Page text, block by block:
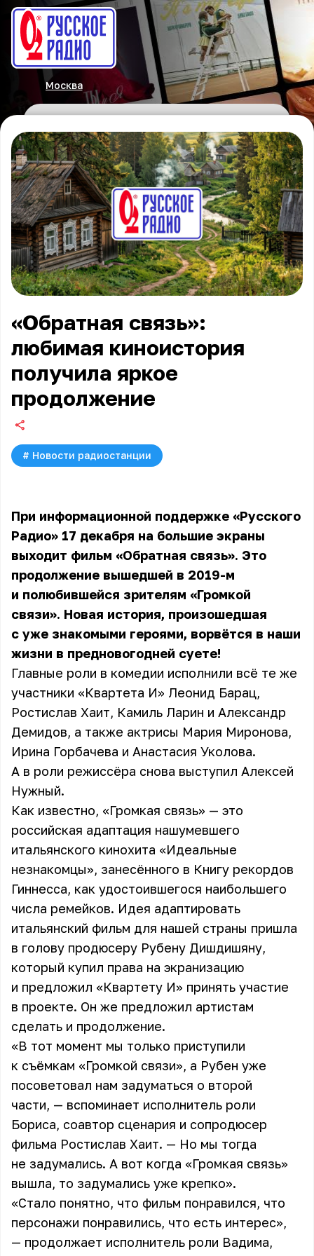
Москва
«Обратная связь»:
любимая киноистория
получила яркое
продолжение
# Новости радиостанции
При информационной поддержке «Русского
Радио» 17 декабря на большие экраны
выходит фильм «Обратная связь». Это
продолжение вышедшей в 2019-м
и полюбившейся зрителям «Громкой
связи». Новая история, произошедшая
с уже знакомыми героями, ворвётся в наши
жизни в предновогодней суете!
Главные роли в комедии исполнили всё те же
участники «Квартета И» Леонид Барац,
Ростислав Хаит, Камиль Ларин и Александр
Демидов, а также актрисы Мария Миронова,
Ирина Горбачева и Анастасия Уколова.
А в роли режиссёра снова выступил Алексей
Нужный.
Как известно, «Громкая связь» — это
российская адаптация нашумевшего
итальянского кинохита «Идеальные
незнакомцы», занесённого в Книгу рекордов
Гиннесса, как удостоившегося наибольшего
числа ремейков. Идея адаптировать
итальянский фильм для нашей страны пришла
в голову продюсеру Рубену Дишдишяну,
который купил права на экранизацию
и предложил «Квартету И» принять участие
в проекте. Он же предложил артистам
сделать и продолжение.
«В тот момент мы только приступили
к съёмкам «Громкой связи», а Рубен уже
посоветовал нам задуматься о второй
части, — вспоминает исполнитель роли
Бориса, соавтор сценария и сопродюсер
фильма Ростислав Хаит. — Но мы тогда
не задумались. А вот когда «Громкая связь»
вышла, то задумались уже крепко».
«Стало понятно, что фильм понравился, что
персонажи понравились, что есть интерес»,
— продолжает исполнитель роли Вадима,